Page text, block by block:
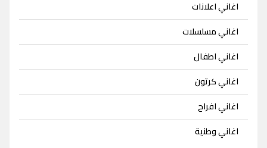
اغاني اعلانات
اغاني مسلسلات
اغاني اطفال
اغاني كرتون
اغاني افراح
اغاني وطنية